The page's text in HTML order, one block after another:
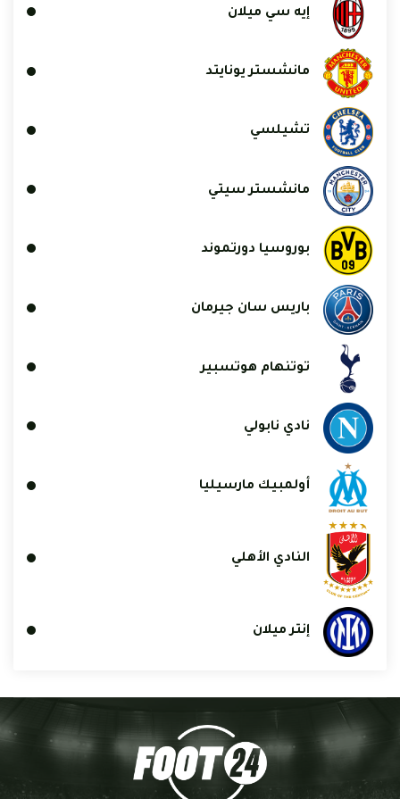
إيه سي ميلان
مانشستر يونايتد
تشيلسي
مانشستر سيتي
بوروسيا دورتموند
باريس سان جيرمان
توتنهام هوتسبير
نادي نابولي
أولمبيك مارسيليا
النادي الأهلي
إنتر ميلان